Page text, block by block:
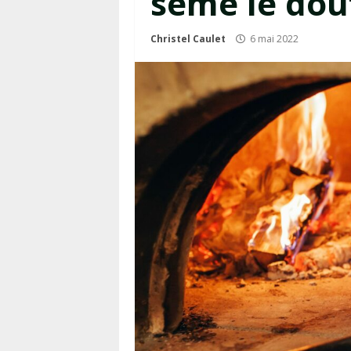
Christel Caulet 6 mai 2022